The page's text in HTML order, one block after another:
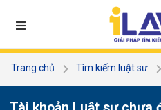
Trang chủ Tìm kiếm luật sư